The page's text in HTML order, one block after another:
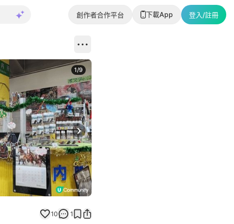
創作者合作平台 下載App 登入/註冊
Next slide
1/9
10 1